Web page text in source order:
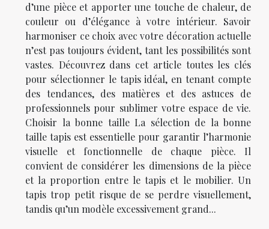
d’une pièce et apporter une touche de chaleur, de
couleur ou d’élégance à votre intérieur. Savoir
harmoniser ce choix avec votre décoration actuelle
n’est pas toujours évident, tant les possibilités sont
vastes. Découvrez dans cet article toutes les clés
pour sélectionner le tapis idéal, en tenant compte
des tendances, des matières et des astuces de
professionnels pour sublimer votre espace de vie.
Choisir la bonne taille La sélection de la bonne
taille tapis est essentielle pour garantir l’harmonie
visuelle et fonctionnelle de chaque pièce. Il
convient de considérer les dimensions de la pièce
et la proportion entre le tapis et le mobilier. Un
tapis trop petit risque de se perdre visuellement,
tandis qu’un modèle excessivement grand...